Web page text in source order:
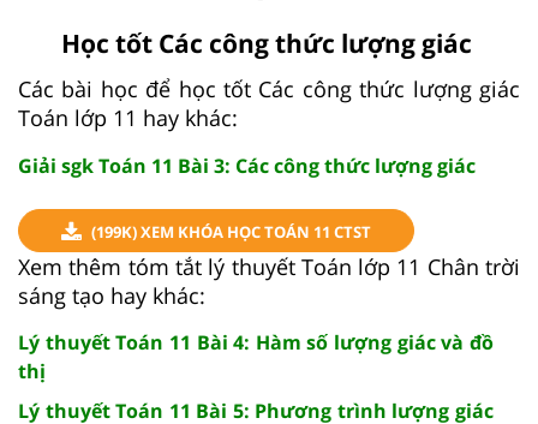
Học tốt Các công thức lượng giác
Các bài học để học tốt Các công thức lượng giác
Toán lớp 11 hay khác:
Giải sgk Toán 11 Bài 3: Các công thức lượng giác
(199K) XEM KHÓA HỌC TOÁN 11 CTST
Xem thêm tóm tắt lý thuyết Toán lớp 11 Chân trời
sáng tạo hay khác:
Lý thuyết Toán 11 Bài 4: Hàm số lượng giác và đồ
thị
Lý thuyết Toán 11 Bài 5: Phương trình lượng giác